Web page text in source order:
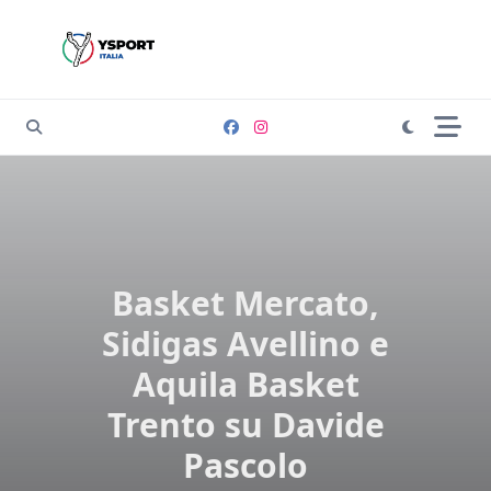
Basket Mercato,
Sidigas Avellino e
Aquila Basket
Trento su Davide
Pascolo